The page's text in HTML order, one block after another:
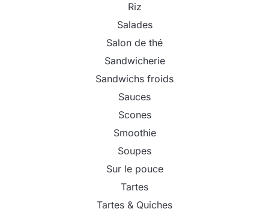
Riz
Salades
Salon de thé
Sandwicherie
Sandwichs froids
Sauces
Scones
Smoothie
Soupes
Sur le pouce
Tartes
Tartes & Quiches